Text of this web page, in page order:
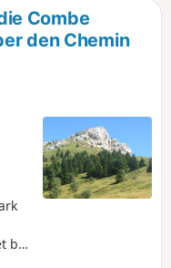
Combe
den Chemin
bei